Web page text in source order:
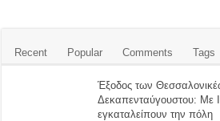
Recent Popular Comments Tags
Έξοδος των
Δεκαπενταύγουστου: Με
εγκαταλείπουν την πόλη